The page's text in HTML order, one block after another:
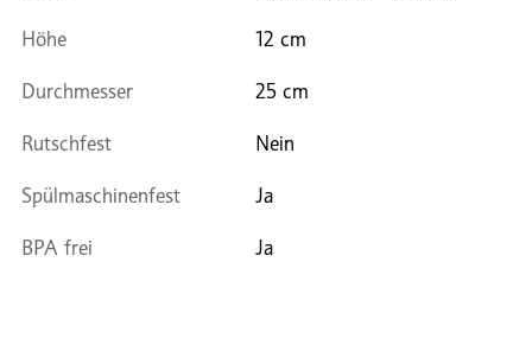
Höhe 12 cm
Durchmesser 25 cm
Rutschfest Nein
Spülmaschinenfest Ja
BPA frei Ja